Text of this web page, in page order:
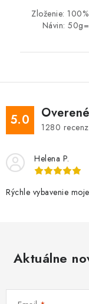
Zloženie:
Návin:
5.0 1280
Helena P.
Rýchle vybavenie
Aktuálne